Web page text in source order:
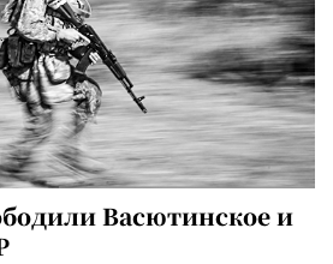
Васютинское и